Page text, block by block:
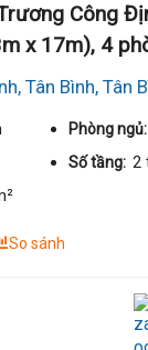
Công
x 17m), 4
Tân Bình, Tân
Phòng ngủ:
Số tầng: 2
So sánh